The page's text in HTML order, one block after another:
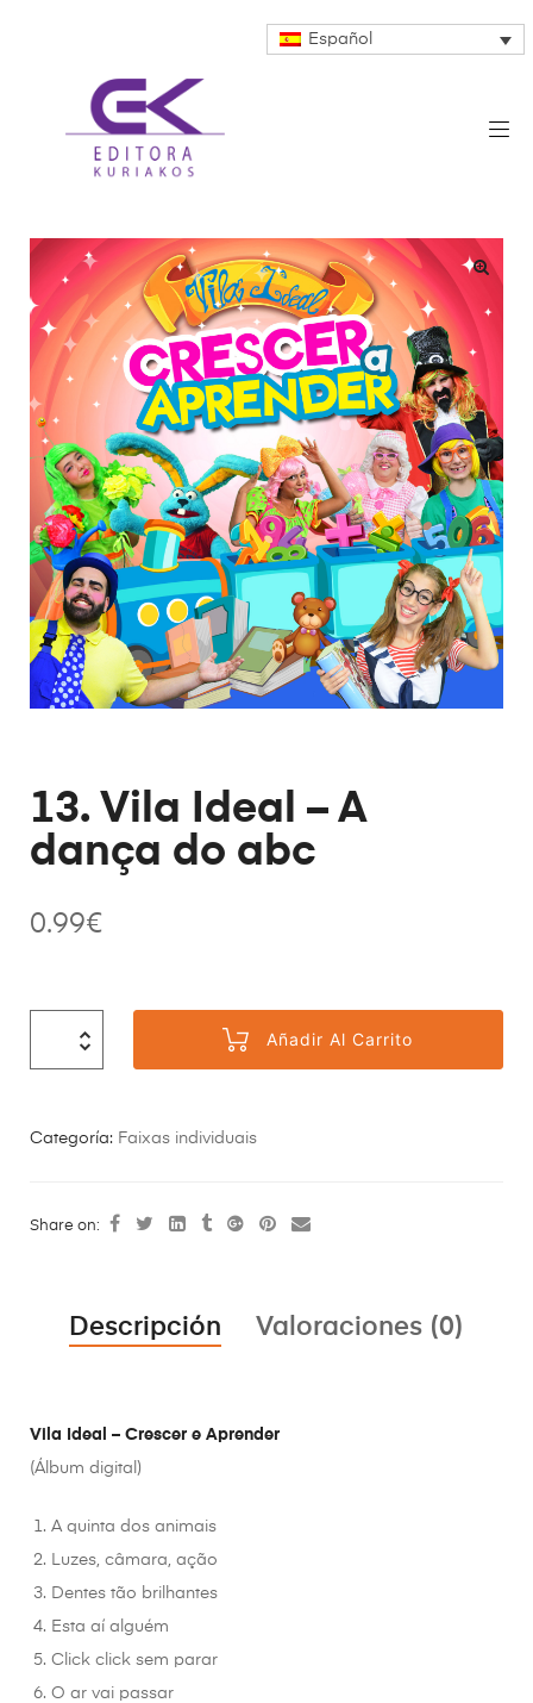
Español
13. Vila Ideal – A
dança do abc
0.99€
Añadir Al Carrito
Categoría: Faixas individuais
Share on:
Descripción Valoraciones (0)
Vila Ideal – Crescer e Aprender
(Álbum digital)
A quinta dos animais
Luzes, câmara, ação
Dentes tão brilhantes
Esta aí alguém
Click click sem parar
O ar vai passar